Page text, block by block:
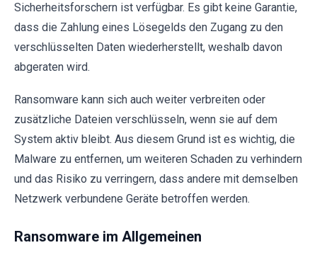
Sicherheitsforschern ist verfügbar. Es gibt keine Garantie,
dass die Zahlung eines Lösegelds den Zugang zu den
verschlüsselten Daten wiederherstellt, weshalb davon
abgeraten wird.
Ransomware kann sich auch weiter verbreiten oder
zusätzliche Dateien verschlüsseln, wenn sie auf dem
System aktiv bleibt. Aus diesem Grund ist es wichtig, die
Malware zu entfernen, um weiteren Schaden zu verhindern
und das Risiko zu verringern, dass andere mit demselben
Netzwerk verbundene Geräte betroffen werden.
Ransomware im Allgemeinen